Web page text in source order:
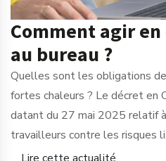
Comment agir
au bureau ?
Quelles sont les obligations de
fortes chaleurs ? Le décret en
datant du 27 mai 2025 relatif
travailleurs contre les risques